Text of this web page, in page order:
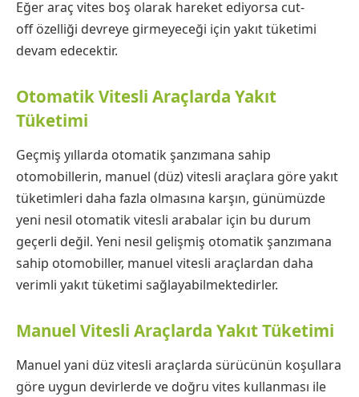
Eğer araç vites boş olarak hareket ediyorsa cut-
off özelliği devreye girmeyeceği için yakıt tüketimi
devam edecektir.
Otomatik Vitesli Araçlarda Yakıt
Tüketimi
Geçmiş yıllarda otomatik şanzımana sahip
otomobillerin, manuel (düz) vitesli araçlara göre yakıt
tüketimleri daha fazla olmasına karşın, günümüzde
yeni nesil otomatik vitesli arabalar için bu durum
geçerli değil. Yeni nesil gelişmiş otomatik şanzımana
sahip otomobiller, manuel vitesli araçlardan daha
verimli yakıt tüketimi sağlayabilmektedirler.
Manuel Vitesli Araçlarda Yakıt Tüketimi
Manuel yani düz vitesli araçlarda sürücünün koşullara
göre uygun devirlerde ve doğru vites kullanması ile